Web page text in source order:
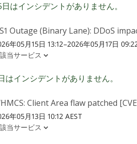
はインシデントがありません。
Outage (Binary Lane): DDoS
年05月15日 13:12–2026年05月17日
当サービス
はインシデントがありません。
Client Area flaw patched
年05月13日 10:12 AEST
当サービス